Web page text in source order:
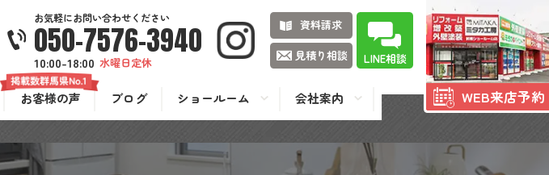
お気軽にお問い合わせください
050-7576-3940
10:00-18:00 水曜日定休
資料請求
見積り相談
LINE相談
WEB来店予約
お客様の声 ブログ ショールーム 会社案内